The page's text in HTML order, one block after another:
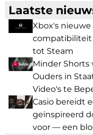
Laatste
Xbox's
compatibiliteit
tot Steam
Minder Shorts
Ouders in
Video's te
Casio bereidt
geïnspireerd
voor — een